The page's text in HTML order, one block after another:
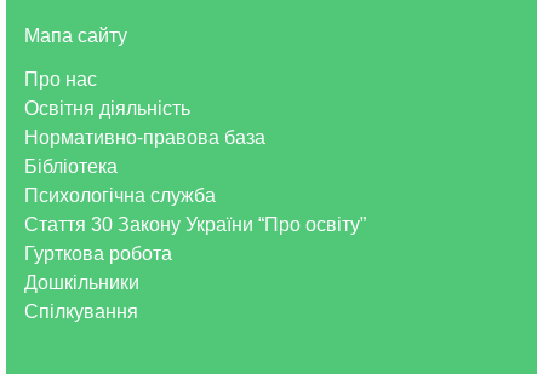
Про нас
Освітня діяльність
Нормативно-правова база
Бібліотека
Психологічна служба
Стаття 30 Закону України “Про освіту”
Гурткова робота
Дошкільники
Спілкування
Мапа сайту